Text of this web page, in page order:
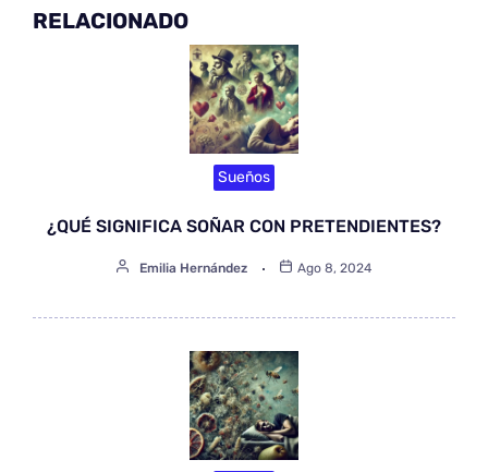
RELACIONADO
Sueños
¿QUÉ SIGNIFICA SOÑAR CON PRETENDIENTES?
Emilia Hernández Ago 8, 2024